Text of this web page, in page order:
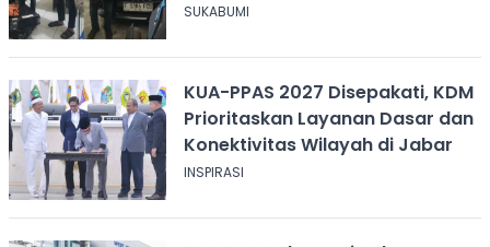
SUKABUMI
KUA-PPAS 2027 Disepakati, KDM
Prioritaskan Layanan Dasar dan
Konektivitas Wilayah di Jabar
INSPIRASI